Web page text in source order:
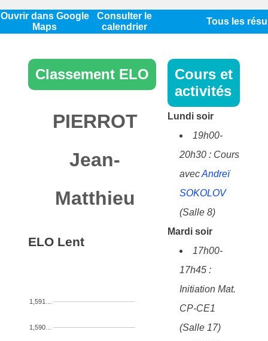
Ouvrir dans Google
Maps
Consulter le
calendrier
Tous les
Classement ELO
PIERROT
Jean-
Matthieu
ELO Lent
1,590…
1,591…
Cours et
activités
Lundi soir
19h00-
20h30 : Cours
avecAndreï
SOKOLOV
(Salle 8)
Mardi soir
17h00-
17h45 :
Initiation Mat.
CP-CE1
(Salle 17)